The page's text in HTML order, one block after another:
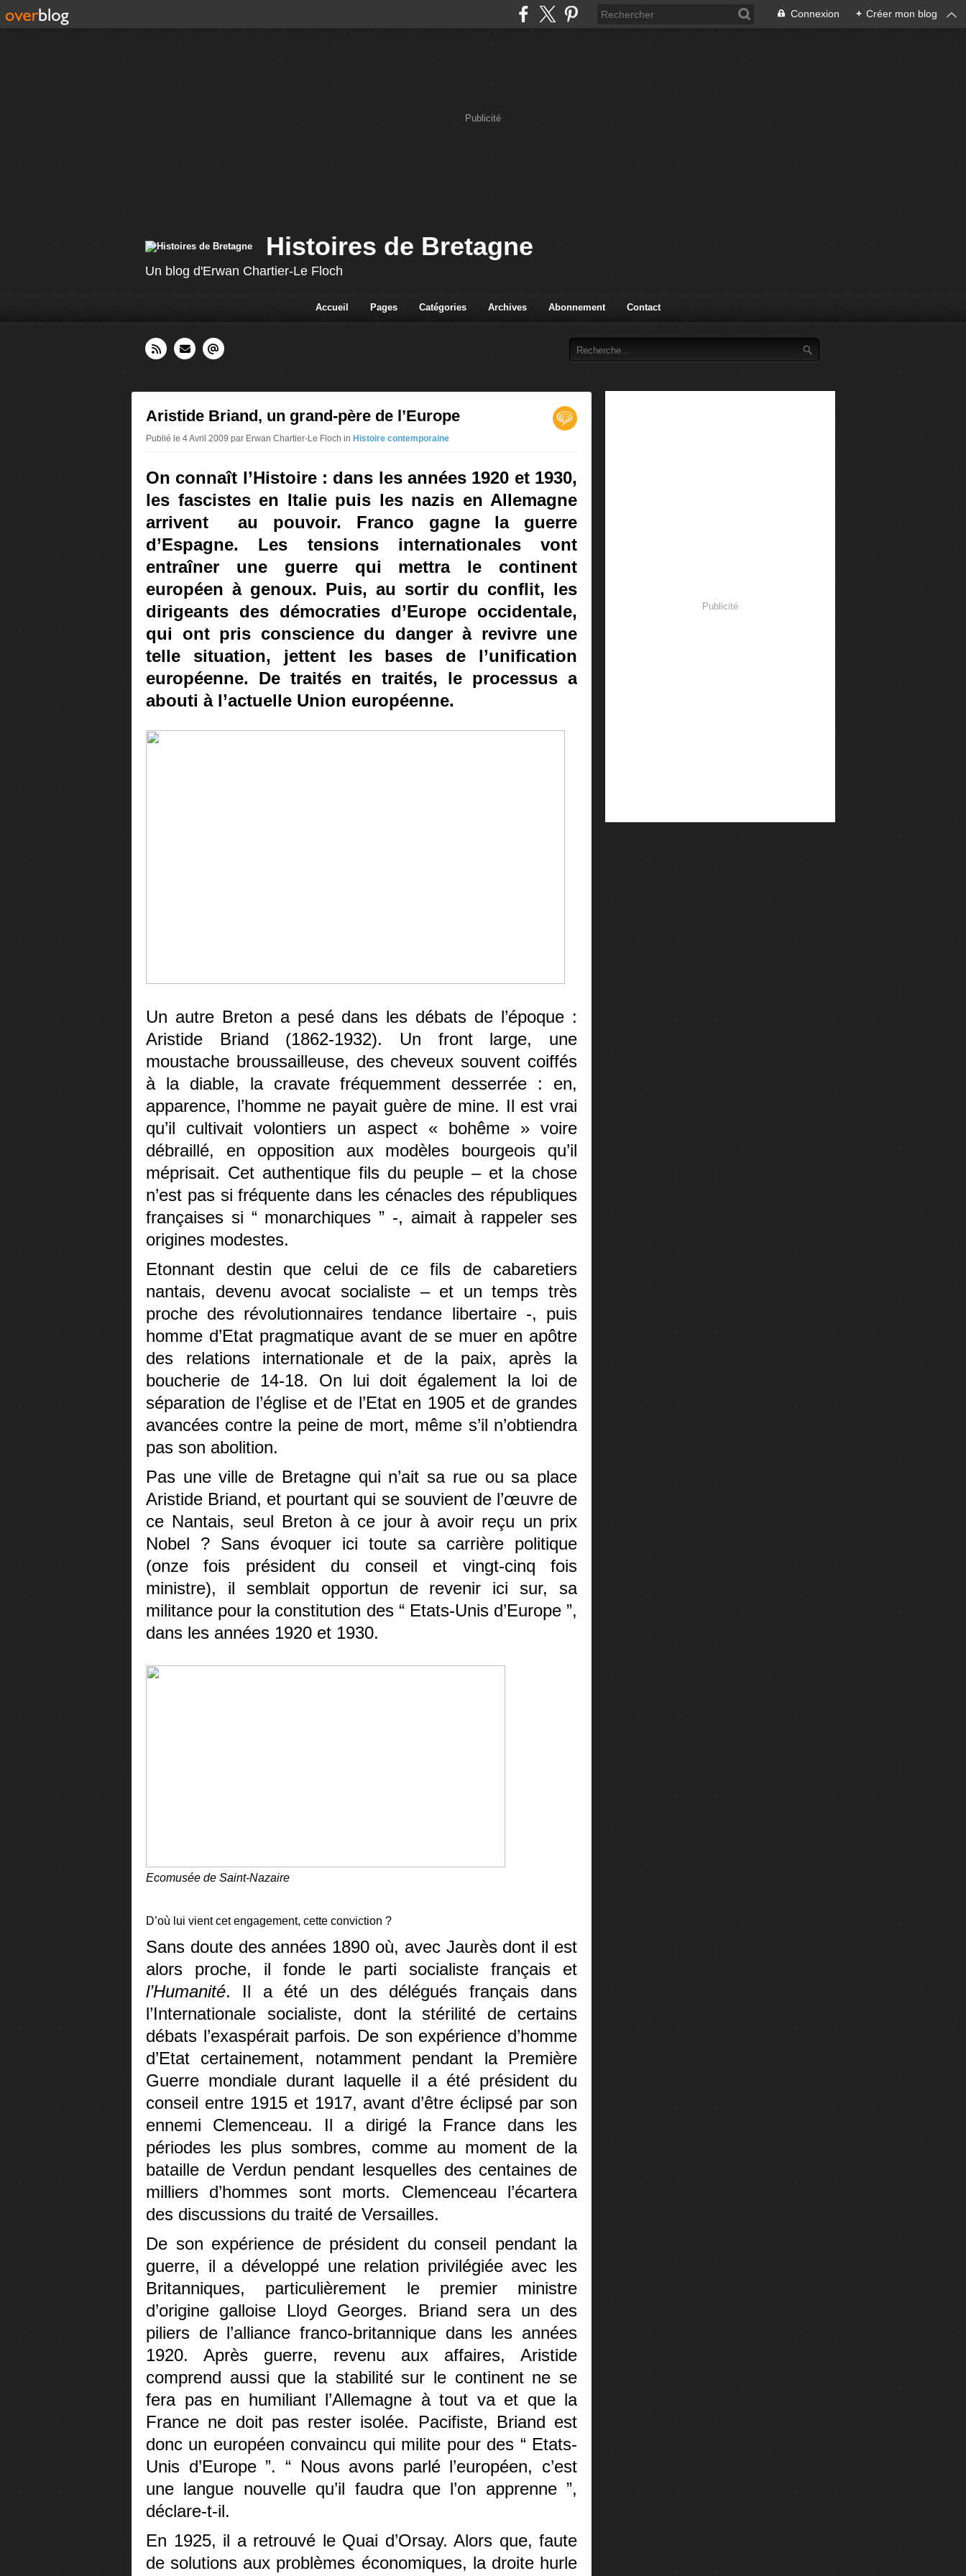
Connexion + Créer mon blog
Publicité
Histoires de Bretagne
Un blog d'Erwan Chartier-Le Floch
Accueil Pages Catégories Archives Abonnement Contact
Aristide Briand, un grand-père de l’Europe
Publié le 4 Avril 2009 par Erwan Chartier-Le Floch in Histoire contemporaine
On connaît l’Histoire : dans les années 1920 et 1930,
les fascistes en Italie puis les nazis en Allemagne
arrivent
au pouvoir. Franco gagne la guerre
d’Espagne. Les tensions internationales vont
entraîner une guerre qui mettra le continent
européen à genoux. Puis, au sortir du conflit, les
dirigeants des démocraties d’Europe occidentale,
qui ont pris conscience du danger à revivre une
telle situation, jettent les bases de l’unification
européenne. De traités en traités, le processus a
abouti à l’actuelle Union européenne.
Un autre Breton a pesé dans les débats de l’époque :
Aristide Briand (1862-1932). Un front large, une
moustache broussailleuse, des cheveux souvent coiffés
à la diable, la cravate fréquemment desserrée : en,
apparence, l’homme ne payait guère de mine. Il est vrai
qu’il cultivait volontiers un aspect « bohême »voire
débraillé, en opposition aux modèles bourgeois qu’il
méprisait. Cet authentique fils du peuple – et la chose
n’est pas si fréquente dans les cénacles des républiques
françaises si “ monarchiques ” -, aimait à rappeler ses
origines modestes.
Etonnant destin que celui de ce fils de cabaretiers
nantais, devenu avocat socialiste – et un temps très
proche des révolutionnaires tendance libertaire -, puis
homme d’Etat pragmatique avant de se muer en apôtre
des relations internationale et de la paix, après la
boucherie de 14-18. On lui doit également la loi de
séparation de l’église et de l’Etat en 1905 et de grandes
avancées contre la peine de mort, même s’il n’obtiendra
pas son abolition.
Pas une ville de Bretagne qui n’ait sa rue ou sa place
Aristide Briand, et pourtant qui se souvient de l’œuvre de
ce Nantais, seul Breton à ce jour à avoir reçu un prix
Nobel ? Sans évoquer ici toute sa carrière politique
(onze fois président du conseil et vingt-cinq fois
ministre), il semblait opportun de revenir ici sur, sa
militance pour la constitution des “ Etats-Unis d’Europe ”,
dans les années 1920 et 1930.
Ecomusée de Saint-Nazaire
D’où lui vient cet engagement, cette conviction ?
Sans doute des années 1890 où, avec Jaurès dont il est
alors proche, il fonde le parti socialiste français et
l’Humanité. Il a été un des délégués français dans
l’Internationale socialiste, dont la stérilité de certains
débats l’exaspérait parfois. De son expérience d’homme
d’Etat certainement, notamment pendant la Première
Guerre mondiale durant laquelle il a été président du
conseil entre 1915 et 1917, avant d’être éclipsé par son
ennemi Clemenceau. Il a dirigé la France dans les
périodes les plus sombres, comme au moment de la
bataille de Verdun pendant lesquelles des centaines de
milliers d’hommes sont morts. Clemenceau l’écartera
des discussions du traité de Versailles.
De son expérience de président du conseil pendant la
guerre, il a développé une relation privilégiée avec les
Britanniques, particulièrement le premier ministre
d’origine galloise Lloyd Georges. Briand sera un des
piliers de l’alliance franco-britannique dans les années
1920. Après guerre, revenu aux affaires, Aristide
comprend aussi que la stabilité sur le continent ne se
fera pas en humiliant l’Allemagne à tout va et que la
France ne doit pas rester isolée. Pacifiste, Briand est
donc un européen convaincu qui milite pour des “ Etats-
Unis d’Europe ”. “ Nous avons parlé l’européen, c’est
une langue nouvelle qu’il faudra que l’on apprenne ”,
déclare-t-il.
En 1925, il a retrouvé le Quai d’Orsay. Alors que, faute
de solutions aux problèmes économiques, la droite hurle
Publicité